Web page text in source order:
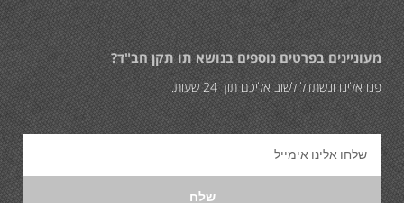
מעוניינים בפרטים נוספים בנושא תו תקן חב"ד?
פנו אלינו ונשתדל לשוב אליכם תוך 24 שעות.
שלח